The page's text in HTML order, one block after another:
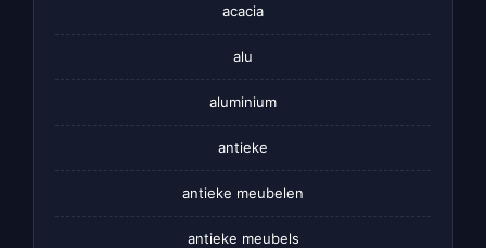
acacia
alu
aluminium
antieke
antieke meubelen
antieke meubels